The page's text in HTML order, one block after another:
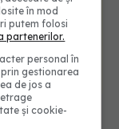
În
la viață
în mod
putem folosi
partenerilor.
personal în
gestionarea
de jos a
și cookie-